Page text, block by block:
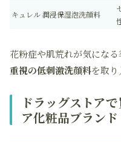
キュレル 潤浸保湿泡洗顔料
花粉症や肌荒れが気にな
重視の低刺激洗顔料を取り
ドラッグストア
ア化粧品ブラン